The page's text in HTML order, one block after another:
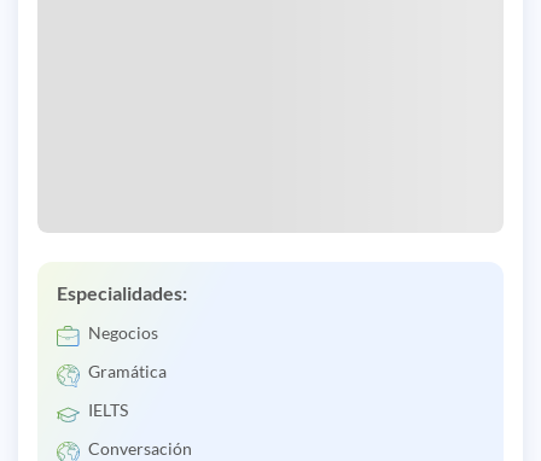
Especialidades:
Negocios
Gramática
IELTS
Conversación